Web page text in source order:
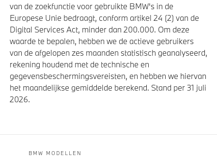
van de zoekfunctie voor gebruikte BMW's in de
Europese Unie bedraagt, conform artikel 24 (2) van de
Digital Services Act, minder dan 200.000. Om deze
waarde te bepalen, hebben we de actieve gebruikers
van de afgelopen zes maanden statistisch geanalyseerd,
rekening houdend met de technische en
gegevensbeschermingsvereisten, en hebben we hiervan
het maandelijkse gemiddelde berekend. Stand per 31 juli
2026.
BMW MODELLEN